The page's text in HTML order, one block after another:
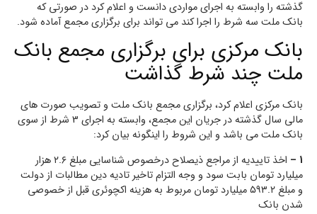
گذشته را وابسته به اجرای مواردی دانست و اعلام کرد در صورتی که
بانک ملت سه شرط را اجرا کند می تواند برای برگزاری مجمع آماده شود.
بانک مرکزی برای برگزاری مجمع بانک
ملت چند شرط گذاشت
بانک مرکزی اعلام کرد، برگزاری مجمع بانک ملت و تصویب صورت های
مالی سال گذشته در جریان این مجمع، وابسته به اجرای 3 شرط از سوی
بانک ملت می باشد و این شروط را اینگونه بیان کرد:
1 –
اخذ تاییدیه از مراجع ذیصلاح درخصوص شناسایی مبلغ ۲.۶ هزار
میلیارد تومان بابت سود و وجه التزام تاخیر تادیه دین مطالبات از دولت
و مبلغ ۵۹۳.۲ میلیارد تومان مربوط به هزینه اکچوئری قبل از خصوصی
شدن بانک